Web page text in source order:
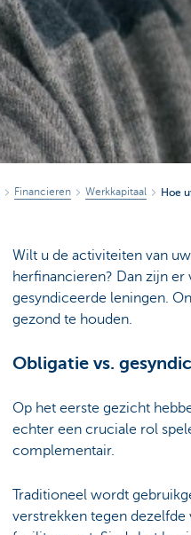
Financieren Werkkapitaal Hoe
Wilt u de activiteiten van
herfinancieren? Dan zijn
gesyndiceerde leningen.
gezond te houden.
Obligatie vs.
Op het eerste gezicht
echter een cruciale rol
complementair.
Traditioneel wordt
verstrekken tegen